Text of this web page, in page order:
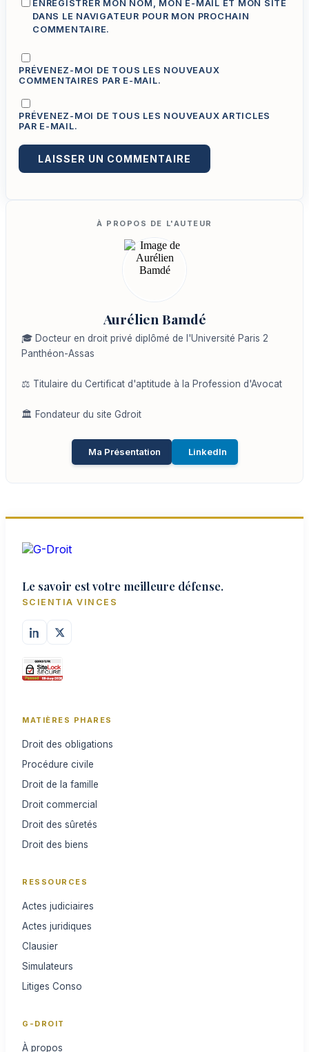
ENREGISTRER MON NOM, MON E-MAIL ET MON SITE
DANS LE NAVIGATEUR POUR MON PROCHAIN
COMMENTAIRE.
PRÉVENEZ-MOI DE TOUS LES NOUVEAUX
COMMENTAIRES PAR E-MAIL.
PRÉVENEZ-MOI DE TOUS LES NOUVEAUX ARTICLES
PAR E-MAIL.
Aurélien Bamdé
🎓 Docteur en droit privé diplômé de l'Université Paris 2
Panthéon-Assas
⚖️ Titulaire du Certificat d'aptitude à la Profession d'Avocat
🏛️ Fondateur du site Gdroit
Ma Présentation LinkedIn
Le savoir est votre meilleure défense.
SCIENTIA VINCES
MATIÈRES PHARES
Droit des obligations
Procédure civile
Droit de la famille
Droit commercial
Droit des sûretés
Droit des biens
RESSOURCES
Actes judiciaires
Actes juridiques
Clausier
Simulateurs
Litiges Conso
G-DROIT
À propos